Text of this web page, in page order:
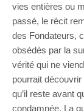
vies entières ou
passé, le récit
des Fondateurs,
obsédés par la
vérité qui ne
pourrait
qu’il reste avant
condamnée. La